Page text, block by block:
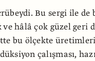
Bu sergi ile de
ve hâlâ çok güzel geri
bu ölçekte
çalışması,